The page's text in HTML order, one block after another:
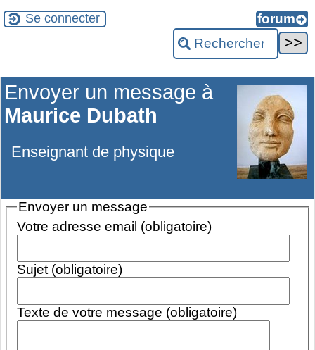
Se connecter
Envoyer un message à
Maurice Dubath
Enseignant de physique
Envoyer un message
Votre adresse email (obligatoire)
Sujet (obligatoire)
Texte de votre message (obligatoire)